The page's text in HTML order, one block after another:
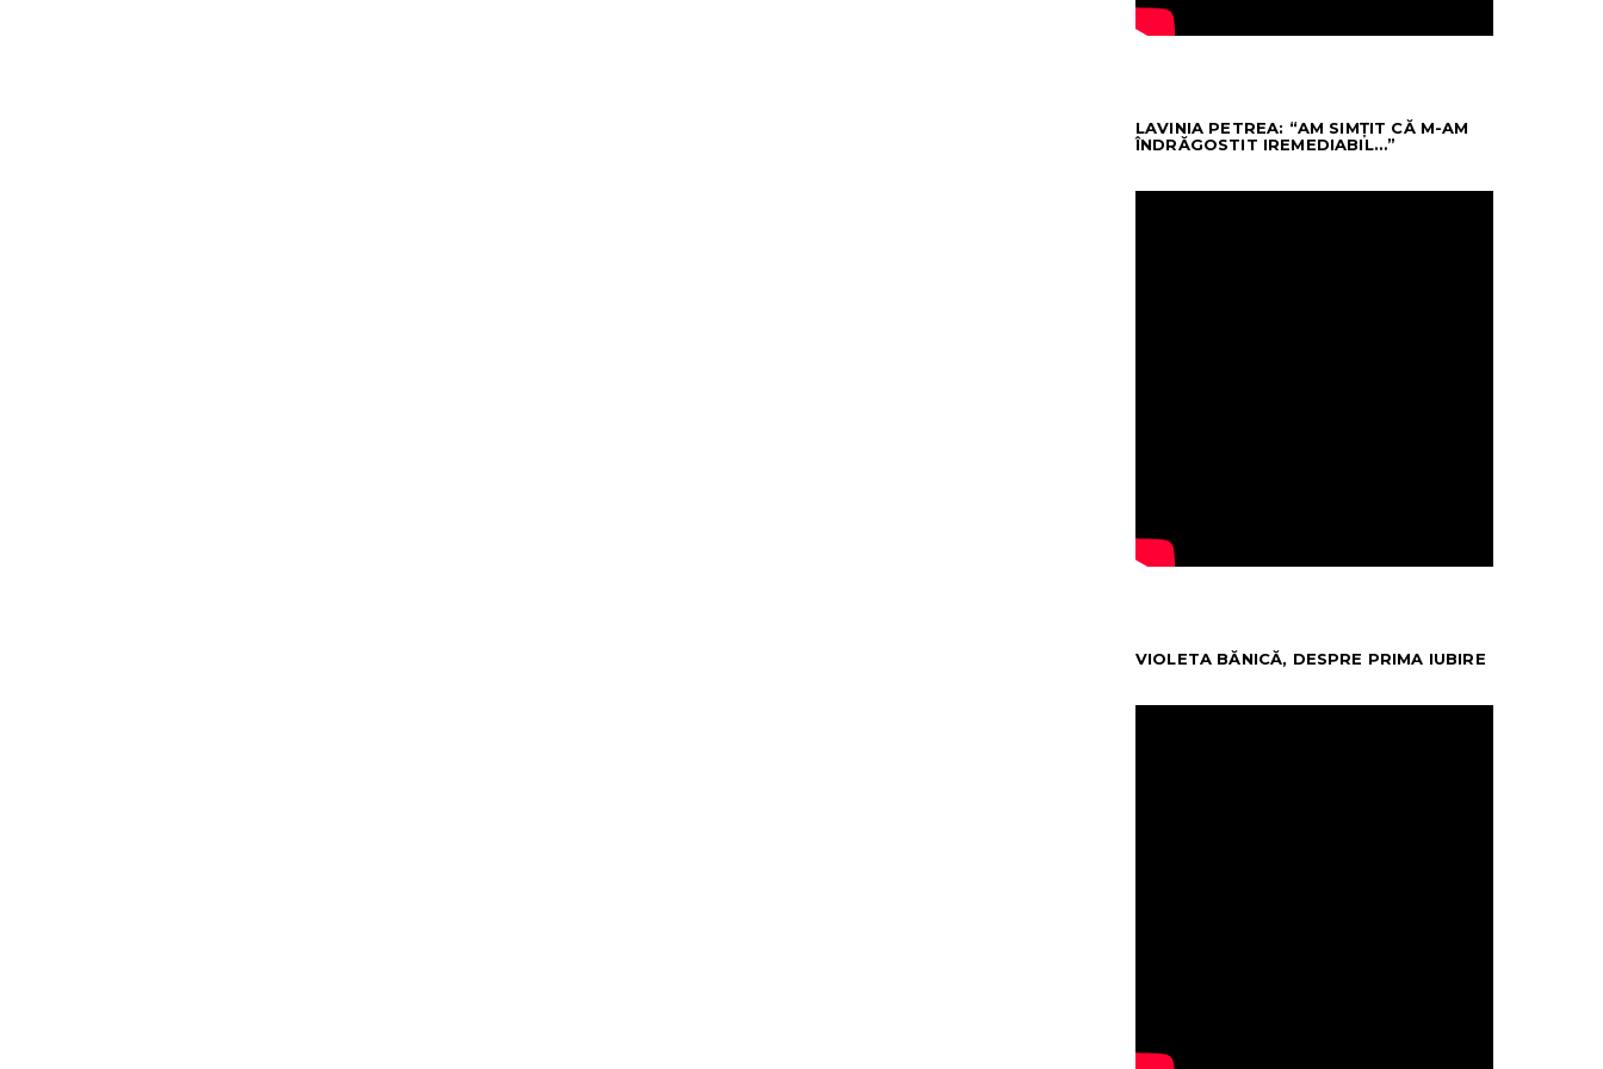
LAVINIA PETREA: “AM SIMȚIT CĂ M-AM
ÎNDRĂGOSTIT IREMEDIABIL…”
VIOLETA BĂNICĂ, DESPRE PRIMA IUBIRE